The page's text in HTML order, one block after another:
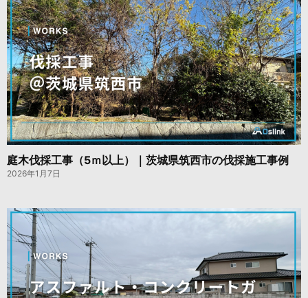
庭木伐採工事（5ｍ以上）｜茨城県筑西市の伐採施工事例
2026年1月7日